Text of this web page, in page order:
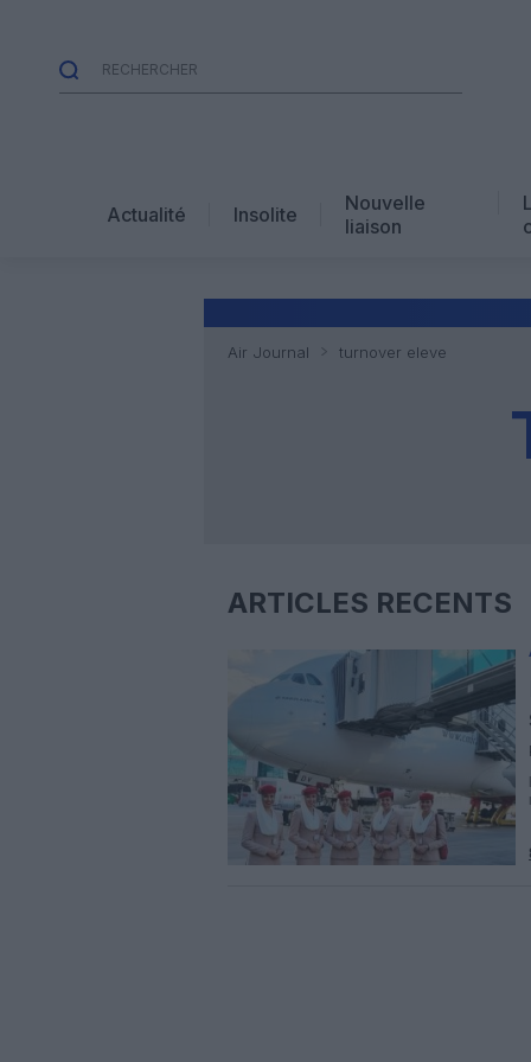
Actualité Insolite
Nouvelle
liaison
Air Journal turnover eleve
ARTICLES RÉCENTS